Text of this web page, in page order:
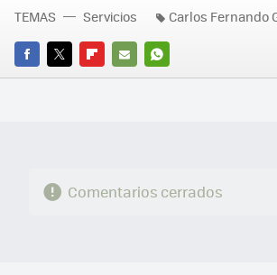
FACEBOOK
TWITTERFLIPBOARD
E-
WHATSAPP
TEMAS Servicios Carlos Fernando
Comentarios cerrados